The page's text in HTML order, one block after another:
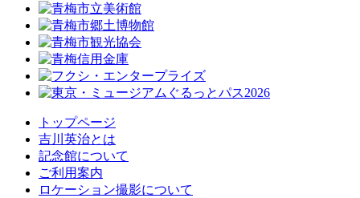
トップページ
吉川英治とは
記念館について
ご利用案内
ロケーション撮影について